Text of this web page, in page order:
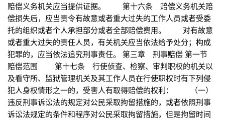
赔偿义务机关应当提供证据。 第十六条 赔偿义务机关赔
偿损失后，应当责令有故意或者重大过失的工作人员或者受委
托的组织或者个人承担部分或者全部赔偿费用。 对有故意
或者重大过失的责任人员，有关机关应当依法给予处分；构成
犯罪的，应当依法追究刑事责任。 第三章 刑事赔偿 第一节
赔偿范围 第十七条 行使侦查、检察、审判职权的机关以
及看守所、监狱管理机关及其工作人员在行使职权时有下列侵
犯人身权情形之一的，受害人有取得赔偿的权利： （一）
违反刑事诉讼法的规定对公民采取拘留措施的，或者依照刑事
诉讼法规定的条件和程序对公民采取拘留措施，但是拘留时间